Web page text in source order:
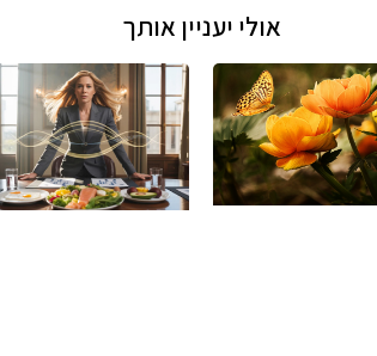
אולי יעניין אותך